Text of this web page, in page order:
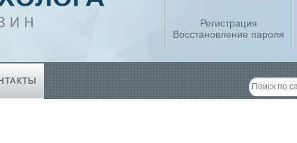
Регистрация
Восстановление пароля